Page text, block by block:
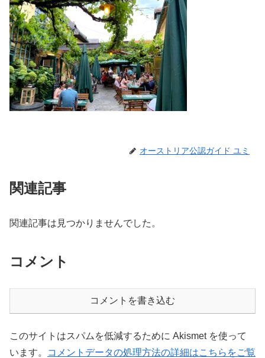
オーストリア公認ガイド ユミ
関連記事
関連記事は見つかりませんでした。
コメント
コメントを書き込む
このサイトはスパムを低減するために Akismet を使って
います。
コメントデータの処理方法の詳細はこちらをご覧